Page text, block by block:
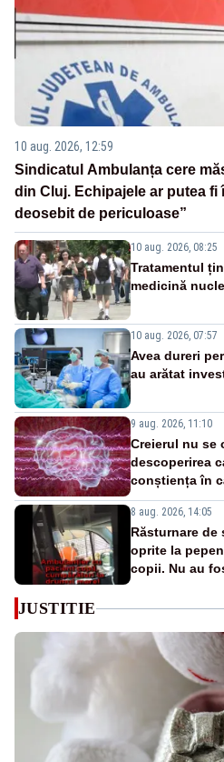
10 aug. 2026, 12:59
Sindicatul Ambulanța cere
din Cluj. Echipajele ar putea fi
deosebit de periculoase”
10 aug. 2026, 08:25
Tratamentul
medicină
10 aug. 2026, 07:57
Avea dureri
au arătat
9 aug. 2026, 11:10
Creierul nu se
descoperirea
conștiența în
8 aug. 2026, 14:05
Răsturnare de
oprite la
copii. Nu au
JUSTITIE